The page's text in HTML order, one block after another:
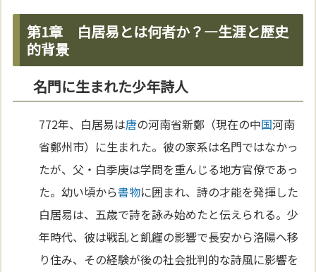
第1章 白居易とは何者か？—生涯と歴史
的背景
名門に生まれた少年詩人
772年、白居易は唐の河南省新鄭（現在の中国河南
省鄭州市）に生まれた。彼の家系は名門ではなかっ
たが、父・白季庚は学問を重んじる地方官僚であっ
た。幼い頃から書物に囲まれ、詩の才能を発揮した
白居易は、五歳で詩を詠み始めたと伝えられる。少
年時代、彼は戦乱と飢饉の影響で長安から洛陽へ移
り住み、その経験が後の社会批判的な詩風に影響を